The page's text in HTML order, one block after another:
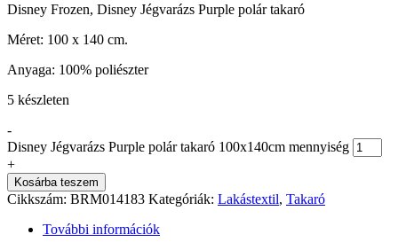
Disney Frozen, Disney Jégvarázs Purple polár takaró
Méret: 100 x 140 cm.
Anyaga: 100% poliészter
5 készleten
-
Disney Jégvarázs Purple polár takaró 100x140cm mennyiség
+
Kosárba teszem
Cikkszám: BRM014183 Kategóriák: Lakástextil, Takaró
További információk